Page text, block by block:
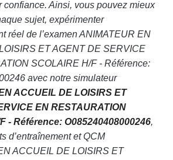
confiance. Ainsi, vous pouvez mieux
sujet, expérimenter
réel de l’examen ANIMATEUR EN
ET AGENT DE SERVICE
SCOLAIRE H/F - Référence:
avec notre simulateur
ACCUEIL DE LOISIRS ET
EN RESTAURATION
- Référence: O085240408000246,
d’entraînement et QCM
ACCUEIL DE LOISIRS ET